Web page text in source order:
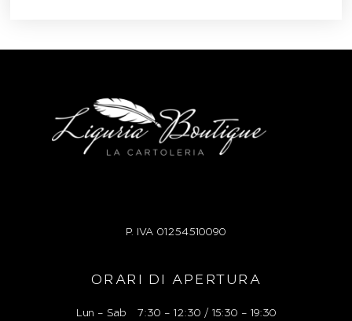
P. IVA 01254510090
ORARI DI APERTURA
Lun – Sab 7:30 – 12:30 / 15:30 – 19:30